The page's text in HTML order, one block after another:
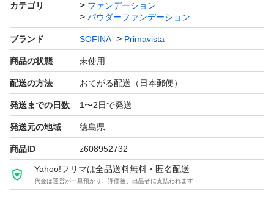
未開封未使用ですが、自宅保管のため、神経質な方はご遠
慮ください。
よろしくお願いします。
プリマヴィスタ ブライトチャージ パウダー レフィル オー
クル03
ブランド：SOFINA Primavista
本体/詰め替え：詰め替え
ベースメイク特徴：カバー力 UVカット フィット感
カテゴリ
ファンデーション
パウダーファンデーション
ブランド SOFINA Primavista
商品の状態 未使用
配送の方法 おてがる配送（日本郵便）
発送までの日数 1〜2日で発送
発送元の地域 徳島県
商品ID z608952732
Yahoo!フリマは全品送料無料・匿名配送
代金は運営が一旦預かり、評価後、出品者に支払われます